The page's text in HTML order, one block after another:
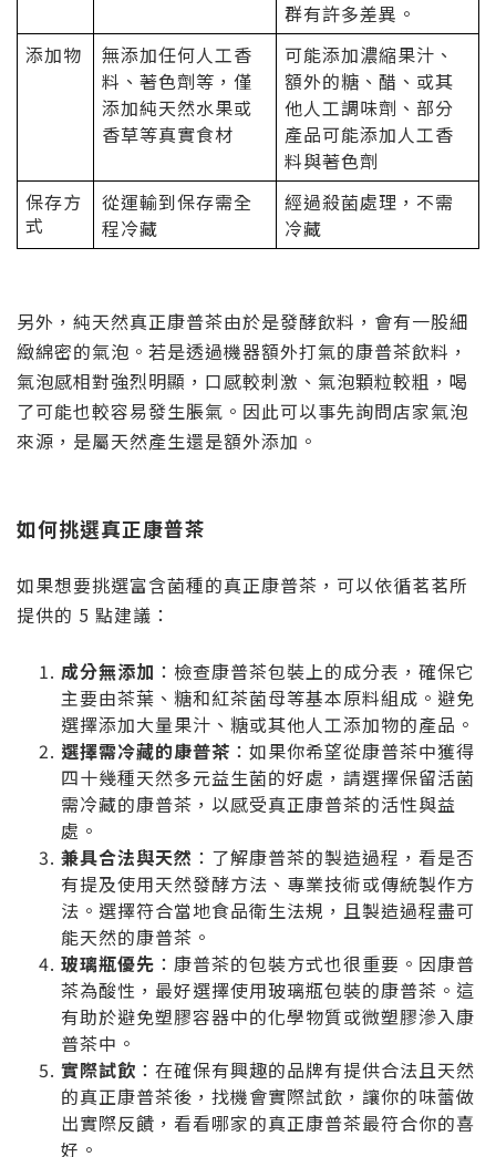
群有許多差異。
添加物
無添加任何人工香
料、著色劑等，僅
添加純天然水果或
香草等真實食材
可能添加濃縮果汁、
額外的糖、醋、 或其
他人工調味劑、部分
產品可能添加人工香
料與著色劑
保存方
式
從運輸到保存需全
程冷藏
經過殺菌處理，不需
冷藏
另外，純天然真正康普茶由於是發酵飲料，會有一股細
緻綿密的氣泡。若是透過機器額外打氣的康普茶飲料，
氣泡感相對強烈明顯，口感較刺激、氣泡顆粒較粗，喝
了可能也較容易發生脹氣。因此可以事先詢問店家氣泡
來源，是屬天然產生還是額外添加。
如何挑選真正康普茶
如果想要挑選富含菌種的真正康普茶，可以依循茗茗所
提供的 5 點建議：
成分無添加 ：檢查康普茶包裝上的成分表，確保它
主要由茶葉、糖和紅茶菌母等基本原料組成。避免
選擇添加大量果汁、糖或其他人工添加物的產品。
選擇需冷藏的康普茶 ：如果你希望從康普茶中獲得
四十幾種天然多元益生菌的好處，請選擇保留活菌
需冷藏的康普茶，以感受真正康普茶的活性與益
處。
兼具合法與天然 ：了解康普茶的製造過程，看是否
有提及使用天然發酵方法、專業技術或傳統製作方
法。選擇符合當地食品衛生法規，且製造過程盡可
能天然的康普茶。
玻璃瓶優先 ：康普茶的包裝方式也很重要。因康普
茶為酸性，最好選擇使用玻璃瓶包裝的康普茶。這
有助於避免塑膠容器中的化學物質或微塑膠滲入康
普茶中。
實際試飲 ：在確保有興趣的品牌有提供合法且天然
的真正康普茶後，找機會實際試飲，讓你的味蕾做
出實際反饋，看看哪家的真正康普茶最符合你的喜
好。